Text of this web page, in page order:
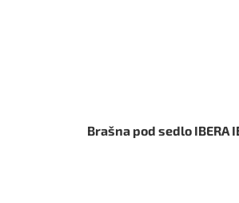
Brašna pod sedlo IBERA